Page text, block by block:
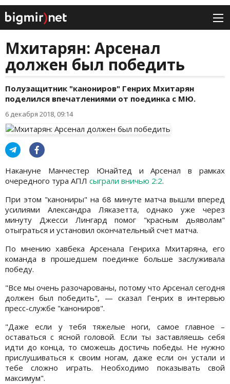
Мхитарян: Арсенал
должен был победить
Полузащитник "канониров" Генрих Мхитарян
поделился впечатлениями от поединка с МЮ.
6 декабря 2018, 09:14
Накануне Манчестер Юнайтед и Арсенал в рамках
очередного тура АПЛ сыграли вничью 2:2.
При этом "канониры" на 68 минуте матча вышли вперед
усилиями Александра Ляказетта, однако уже через
минуту Джесси Лингард помог "красным дьяволам"
отыграться и установил окончательный счет матча.
По мнению хавбека Арсенала Генриха Мхитаряна, его
команда в прошедшем поединке больше заслуживала
победу.
"Все мы очень разочарованы, потому что Арсенал сегодня
должен был победить", — сказал Генрих в интервью
пресс-службе "канониров".
"Даже если у тебя тяжелые ноги, самое главное –
оставаться с ясной головой. Если ты заставляешь себя
идти до конца, то сможешь достичь победы. Не нужно
прислушиваться к своим ногам, даже если он устали и
тебе сложно играть. Необходимо показывать свой
максимум".